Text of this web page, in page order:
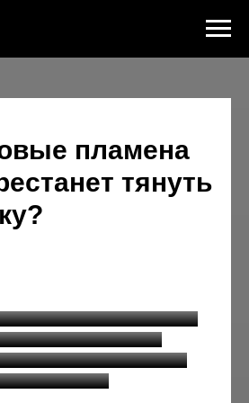
пламена
тянуть
углублённое понимания
к человеку когда вы
пламя, родственную
партнера.